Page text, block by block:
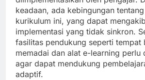
keadaan, ada kebingungan
kurikulum ini, yang dapat
implementasi yang tidak sinkron.
fasilitas pendukung seperti tempat
memadai dan alat e-learning perlu
agar dapat mendukung
adaptif.